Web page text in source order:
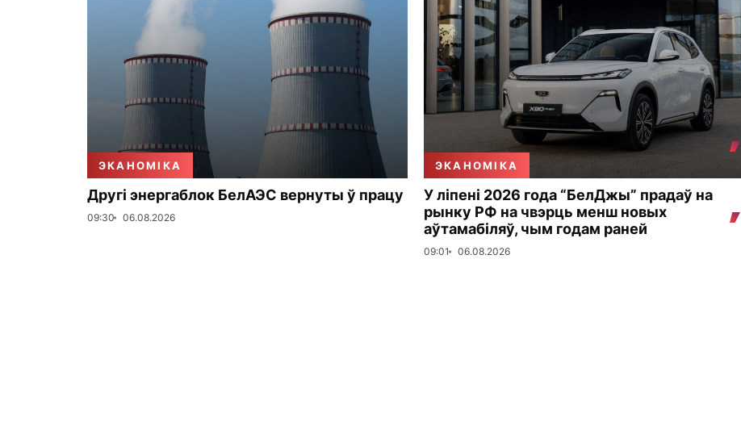
ЭКАНОМІКА
Другі энергаблок БелАЭС вернуты ў працу
09:30 06.08.2026
ЭКАНОМІКА
У ліпені 2026 года “БелДжы” прадаў на
рынку РФ на чвэрць менш новых
аўтамабіляў, чым годам раней
09:01 06.08.2026